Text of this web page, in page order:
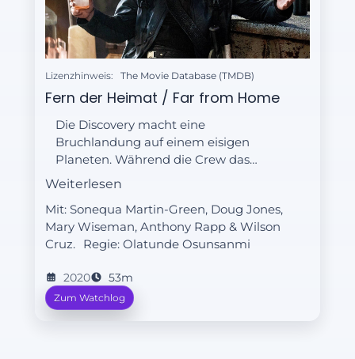
Lizenzhinweis: The Movie Database (TMDB)
Fern der Heimat / Far from Home
Die Discovery macht eine
Bruchlandung auf einem eisigen
Planeten. Während die Crew das
Raumschiff repariert, suchen Saru
Siedlung auf.
Weiterlesen
Mit: Sonequa Martin-Green, Doug Jones,
Mary Wiseman, Anthony Rapp & Wilson
Cruz.
Regie: Olatunde Osunsanmi
2020 53m
Zum Watchlog